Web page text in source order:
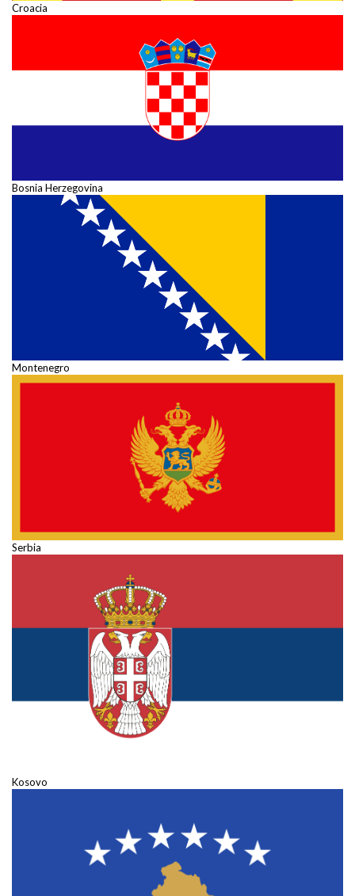
Croacia
Bosnia Herzegovina
Montenegro
Serbia
Kosovo